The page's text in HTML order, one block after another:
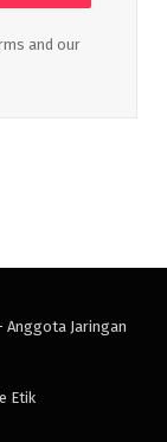
and our
Anggota Jaringan
Etik